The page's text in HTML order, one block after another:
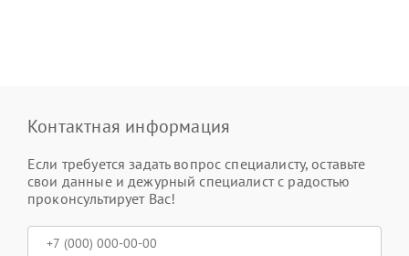
Контактная информация
Если требуется задать вопрос специалисту, оставьте
свои данные и дежурный специалист с радостью
проконсультирует Вас!